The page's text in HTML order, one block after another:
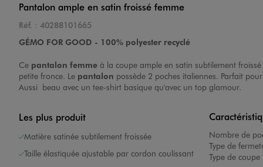
Pantalon ample en satin froissé femme
Réf. : 40288101665
GÉMO FOR GOOD - 100% polyester recyclé
Ce pantalon femme à la coupe ample en satin subtilement
petite fronce. Le pantalon possède 2 poches italiennes. Parfait
Aussi beau avec un tee-shirt basique qu'avec un top glamour.
Les plus produit
Matière satinée subtilement froissée
Taille élastiquée ajustable par cordon coulissant
Nombre de
Type de
Type de